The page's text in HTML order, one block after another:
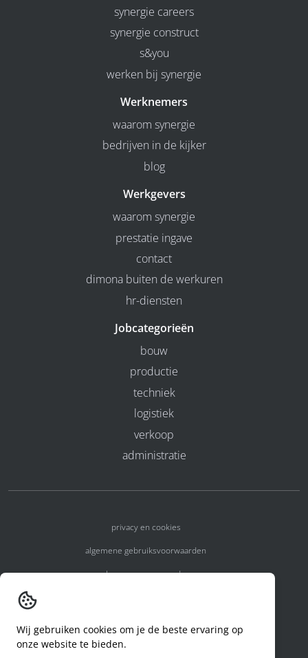
synergie careers
synergie construct
s&you
werken bij synergie
Werknemers
waarom synergie
bedrijven in de kijker
blog
Werkgevers
waarom synergie
prestatie ingave
contact
dimona buiten de werkuren
hr-diensten
Jobcategorieën
bouw
productie
techniek
logistiek
verkoop
administratie
privacy en cookies
algemene gebruiksvoorwaarden
algemene voorwaarden
code of conduct
Wij gebruiken cookies om je de beste ervaring op
onze website te bieden.